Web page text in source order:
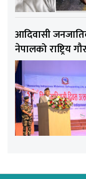
आदिवासी
नेपालको राष्ट्रिय